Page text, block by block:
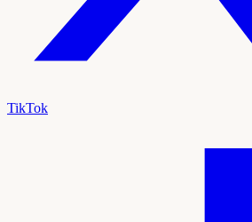
TikTok